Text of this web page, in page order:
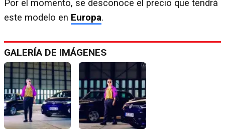
Por el momento, se desconoce el precio que tendrá
este modelo en Europa.
GALERÍA DE IMÁGENES